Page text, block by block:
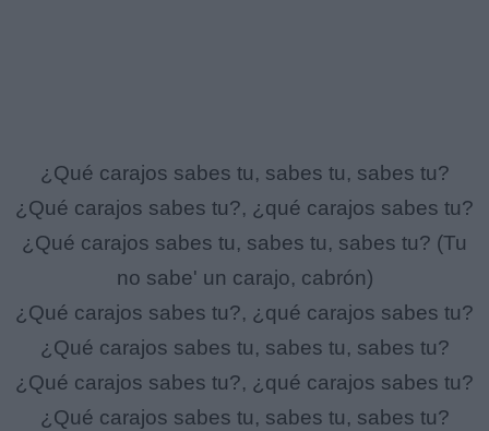
¿Qué carajos sabes tu, sabes tu, sabes tu?
¿Qué carajos sabes tu?, ¿qué carajos sabes tu?
¿Qué carajos sabes tu, sabes tu, sabes tu? (Tu
no sabe' un carajo, cabrón)
¿Qué carajos sabes tu?, ¿qué carajos sabes tu?
¿Qué carajos sabes tu, sabes tu, sabes tu?
¿Qué carajos sabes tu?, ¿qué carajos sabes tu?
¿Qué carajos sabes tu, sabes tu, sabes tu?